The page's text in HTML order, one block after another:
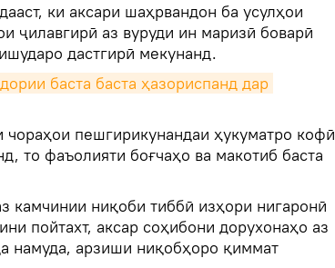
ки аксари шаҳрвандон ба усулҳои
ҷилавгирӣ аз вуруди ин маризӣ боварӣ
дастгирӣ мекунанд.
баста баста ҳазориспанд дар
чораҳои пешгирикунандаи ҳукуматро кофӣ
то фаъолияти боғчаҳо ва макотиб баста
камчинии ниқоби тиббӣ изҳори нигаронӣ
пойтахт, аксар соҳибони дорухонаҳо аз
намуда, арзиши ниқобҳоро қиммат